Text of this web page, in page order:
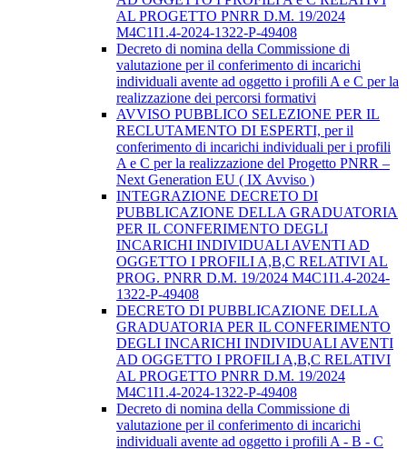
AL PROGETTO PNRR D.M. 19/2024
M4C1I1.4-2024-1322-P-49408
Decreto di nomina della Commissione di
valutazione per il conferimento di incarichi
individuali avente ad oggetto i profili A e C per la
realizzazione dei percorsi formativi
AVVISO PUBBLICO SELEZIONE PER IL
RECLUTAMENTO DI ESPERTI, per il
conferimento di incarichi individuali per i profili
A e C per la realizzazione del Progetto PNRR –
Next Generation EU ( IX Avviso )
INTEGRAZIONE DECRETO DI
PUBBLICAZIONE DELLA GRADUATORIA
PER IL CONFERIMENTO DEGLI
INCARICHI INDIVIDUALI AVENTI AD
OGGETTO I PROFILI A,B,C RELATIVI AL
PROG. PNRR D.M. 19/2024 M4C1I1.4-2024-
1322-P-49408
DECRETO DI PUBBLICAZIONE DELLA
GRADUATORIA PER IL CONFERIMENTO
DEGLI INCARICHI INDIVIDUALI AVENTI
AD OGGETTO I PROFILI A,B,C RELATIVI
AL PROGETTO PNRR D.M. 19/2024
M4C1I1.4-2024-1322-P-49408
Decreto di nomina della Commissione di
valutazione per il conferimento di incarichi
individuali avente ad oggetto i profili A - B - C